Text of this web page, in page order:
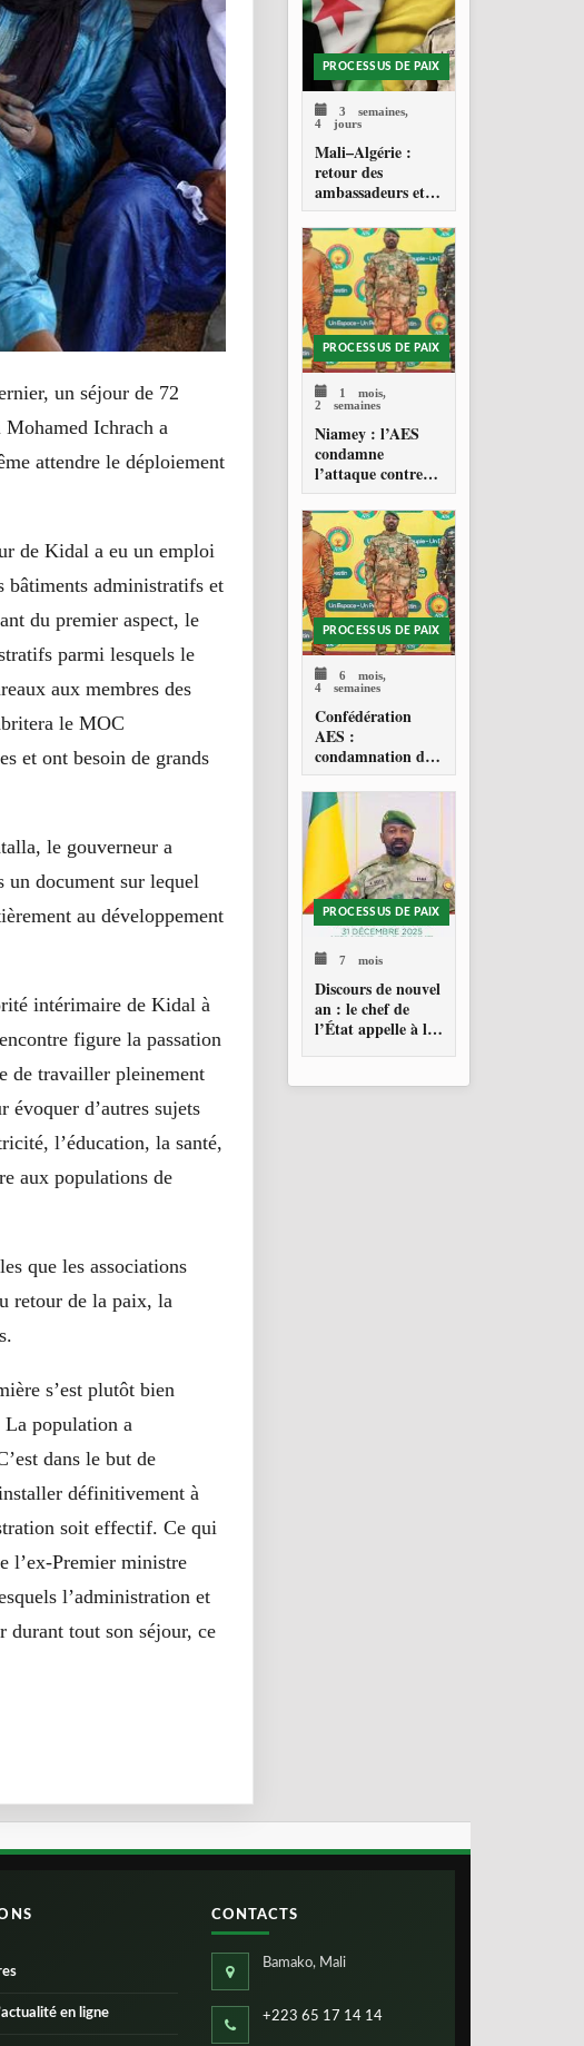
un séjour de 72
Mohamed Ichrach a
attendre le déploiement
de Kidal a eu un emploi
bâtiments administratifs et
du premier aspect, le
parmi lesquels le
aux membres des
le MOC
et ont besoin de grands
le gouverneur a
document sur lequel
au développement
intérimaire de Kidal à
figure la passation
de travailler pleinement
évoquer d’autres sujets
l’éducation, la santé,
aux populations de
que les associations
retour de la paix, la
s’est plutôt bien
La population a
dans le but de
définitivement à
soit effectif. Ce qui
l’ex-Premier ministre
l’administration et
durant tout son séjour, ce
PROCESSUS DE PAIX
3 semaines,
4 jours
Mali–Algérie :
retour des
ambassadeurs et
réouverture des
espaces aériens
PROCESSUS DE PAIX
1 mois,
2 semaines
Niamey : l’AES
condamne
l’attaque contre
l’aéroport Diori
Hamani
PROCESSUS DE PAIX
6 mois,
4 semaines
Confédération
AES :
condamnation de
l’action militaire
américaine au
Venezuela
PROCESSUS DE PAIX
7 mois
Discours de nouvel
an : le chef de
l’État appelle à la
en ligne
CONTACTS
Bamako, Mali
+223 65 17 14 14